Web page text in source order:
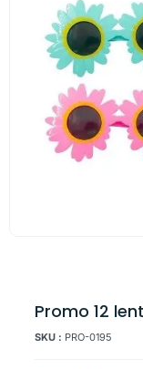
Promo 12
SKU : PRO-0195